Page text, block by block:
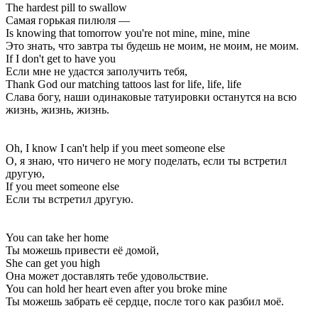
The hardest pill to swallow
Самая горькая пилюля —
Is knowing that tomorrow you're not mine, mine, mine
Это знать, что завтра ты будешь не моим, не моим, не моим.
If I don't get to have you
Если мне не удастся заполучить тебя,
Thank God our matching tattoos last for life, life, life
Слава богу, наши одинаковые татуировки останутся на всю
жизнь, жизнь, жизнь.
Oh, I know I can't help if you meet someone else
О, я знаю, что ничего не могу поделать, если ты встретил
другую,
If you meet someone else
Если ты встретил другую.
You can take her home
Ты можешь привести её домой,
She can get you high
Она может доставлять тебе удовольствие.
You can hold her heart even after you broke mine
Ты можешь забрать её сердце, после того как разбил моё.